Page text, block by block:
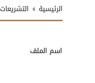
الرئيسية التشريعات
اسم الملف